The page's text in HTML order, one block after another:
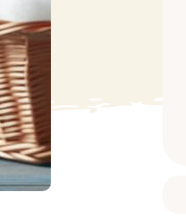
Spray corporel